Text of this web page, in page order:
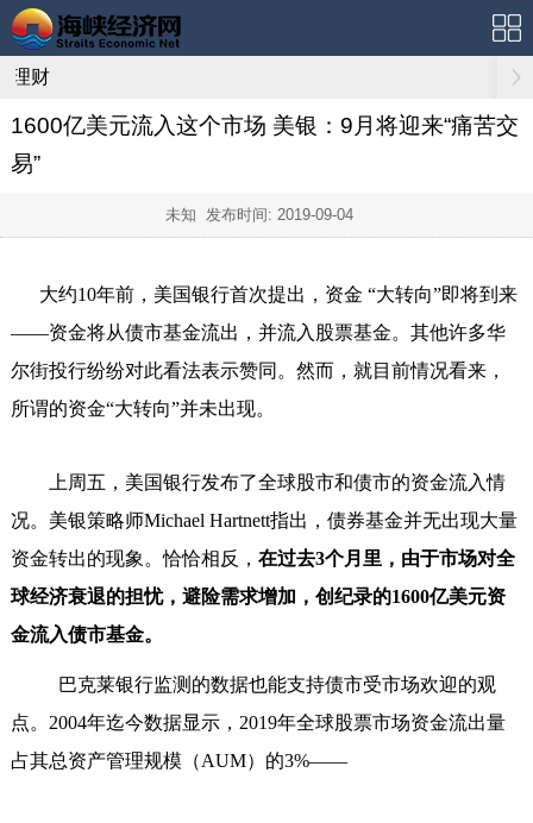
理财
1600亿美元流入这个市场 美银：9月将迎来“痛苦交
易”
未知 发布时间: 2019-09-04
大约10年前，美国银行首次提出，资金 “大转向”即将到来
——资金将从债市基金流出，并流入股票基金。其他许多华
尔街投行纷纷对此看法表示赞同。然而，就目前情况看来，
所谓的资金“大转向”并未出现。
上周五，美国银行发布了全球股市和债市的资金流入情
况。美银策略师Michael Hartnett指出，债券基金并无出现大量
资金转出的现象。恰恰相反， 在过去3个月里，由于市场对全
球经济衰退的担忧，避险需求增加，创纪录的1600亿美元资
金流入债市基金。
巴克莱银行监测的数据也能支持债市受市场欢迎的观
点。2004年迄今数据显示，2019年全球股票市场资金流出量
占其总资产管理规模（AUM）的3%——